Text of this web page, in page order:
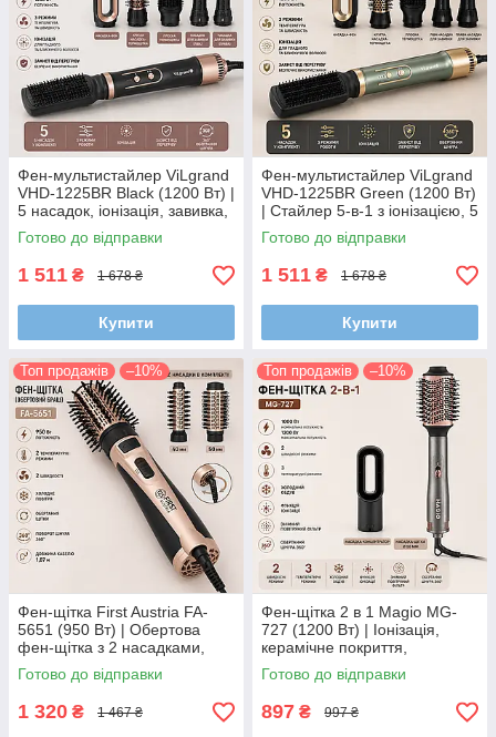
Фен-мультистайлер ViLgrand
VHD-1225BR Black (1200 Вт) |
5 насадок, іонізація, завивка,
вирівнювання та сушіння
волосся
Готово до відправки
1 511 ₴ 1 678 ₴
Купити
Фен-мультистайлер ViLgrand
VHD-1225BR Green (1200 Вт)
| Стайлер 5-в-1 з іонізацією, 5
насадок для сушіння, локонів
та випрямлення
Готово до відправки
1 511 ₴ 1 678 ₴
Купити
Топ продажів –10%
Фен-щітка First Austria FA-
5651 (950 Вт) | Обертова
фен-щітка з 2 насадками,
холодне повітря, керамічне
покриття
Готово до відправки
1 320 ₴ 1 467 ₴
Топ продажів –10%
Фен-щітка 2 в 1 Magio MG-
727 (1200 Вт) | Іонізація,
керамічне покриття,
холодний обдув, 3
температурні режими
Готово до відправки
897 ₴ 997 ₴